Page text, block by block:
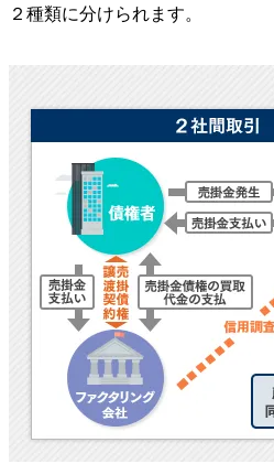
２種類に分けられます。